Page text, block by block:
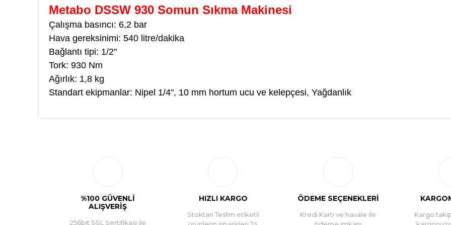
Metabo DSSW 930 Somun Sıkma Makinesi
Çalışma basıncı: 6,2 bar
Hava gereksinimi: 540 litre/dakika
Bağlantı tipi: 1/2"
Tork: 930 Nm
Ağırlık: 1,8 kg
Standart ekipmanlar: Nipel 1/4", 10 mm hortum ucu ve kelepçesi, Yağdanlık
%100 GÜVENLİ
ALIŞVERİŞ
256bit SSL Sertifikası ile
HIZLI KARGO
Stoktan Teslim etiketli
ÖDEME SEÇENEKLERİ
Kredi Kartı ve havale ile
Kargo